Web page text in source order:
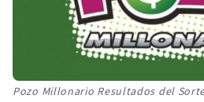
Pozo Millonario Resultados del